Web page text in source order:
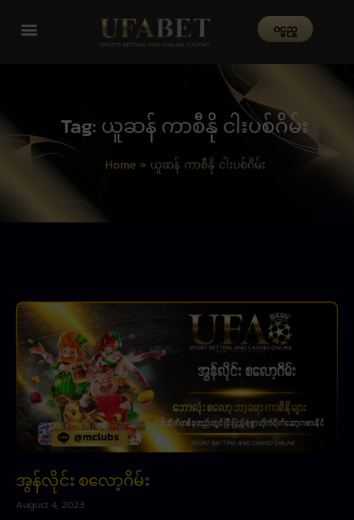
၀င္မည္
Tag: ယူဆန် ကာစီနို ငါးပစ်ဂိမ်း
Home» ယူဆန် ကာစီနို ငါးပစ်ဂိမ်း
အွန်လိုင်း စလော့ဂိမ်း
August 4, 2023